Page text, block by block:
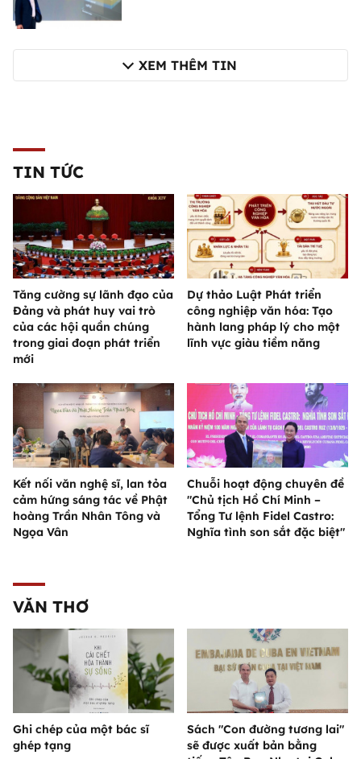
XEM THÊM TIN
TIN TỨC
Tăng cường sự lãnh đạo của
Đảng và phát huy vai trò
của các hội quần chúng
trong giai đoạn phát triển
mới
Dự thảo Luật Phát triển
công nghiệp văn hóa: Tạo
hành lang pháp lý cho một
lĩnh vực giàu tiềm năng
Kết nối văn nghệ sĩ, lan tỏa
cảm hứng sáng tác về Phật
hoàng Trần Nhân Tông và
Ngọa Vân
Chuỗi hoạt động chuyên đề
"Chủ tịch Hồ Chí Minh –
Tổng Tư lệnh Fidel Castro:
Nghĩa tình son sắt đặc biệt"
VĂN THƠ
Ghi chép của một bác sĩ
ghép tạng
Sách "Con đường tương lai"
sẽ được xuất bản bằng